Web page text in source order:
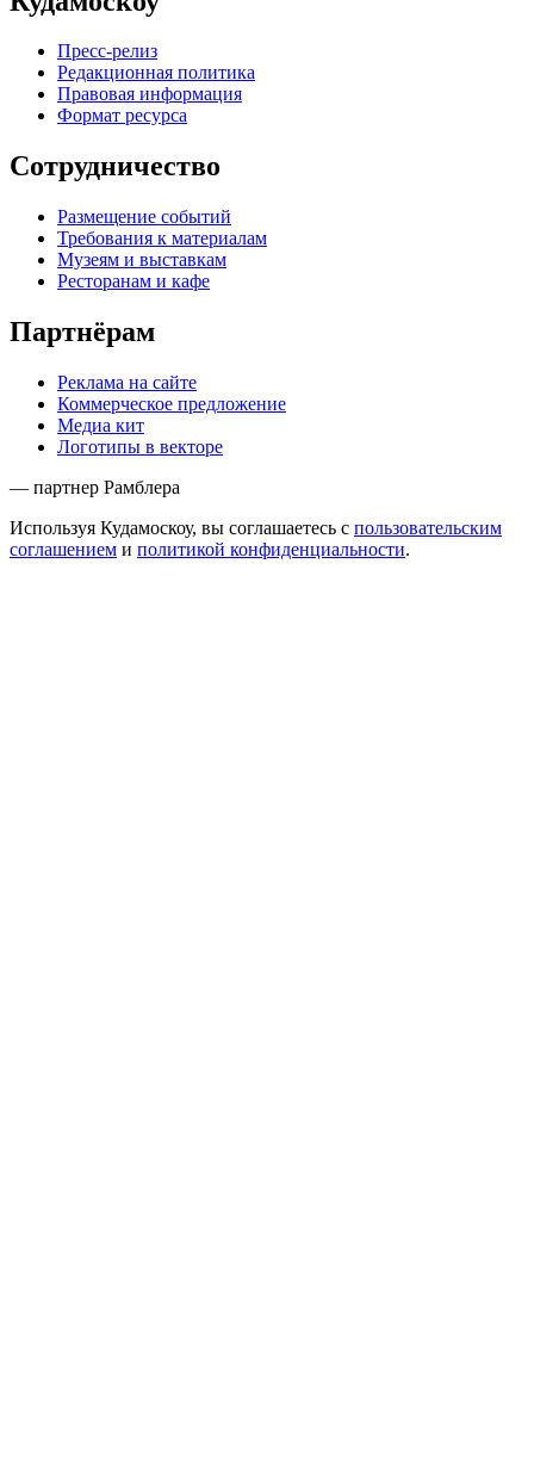
Пресс-релиз
Редакционная политика
Правовая информация
Формат ресурса
Сотрудничество
Размещение событий
Требования к материалам
Музеям и выставкам
Ресторанам и кафе
Партнёрам
Реклама на сайте
Коммерческое предложение
Медиа кит
Логотипы в векторе
— партнер Рамблера
Используя Кудамоскоу, вы соглашаетесь с пользовательским
соглашением и политикой конфиденциальности.